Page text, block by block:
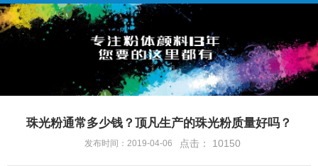
珠光粉通常多少钱？顶凡生产的珠光粉质量好吗？
发布时间：2019-04-06 点击： 10150